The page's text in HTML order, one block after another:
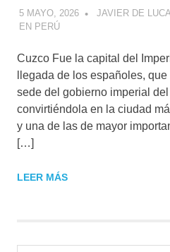
5 MAYO, 2026 JAVIER DE
EN PERÚ
Cuzco Fue la capital del
llegada de los españoles,
sede del gobierno imperial
convirtiéndola en la ciudad
y una de las de mayor
[…]
LEER MÁS